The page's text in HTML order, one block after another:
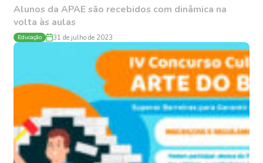
Alunos da APAE são recebidos com dinâmica na
volta às aulas
Educação 31 de julho de 2023